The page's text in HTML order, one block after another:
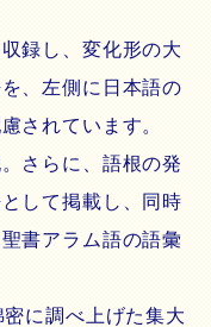
録し、変化形の大
、左側に日本語の
されています。
さらに、語根の発
して掲載し、同時
書アラム語の語彙
に調べ上げた集大